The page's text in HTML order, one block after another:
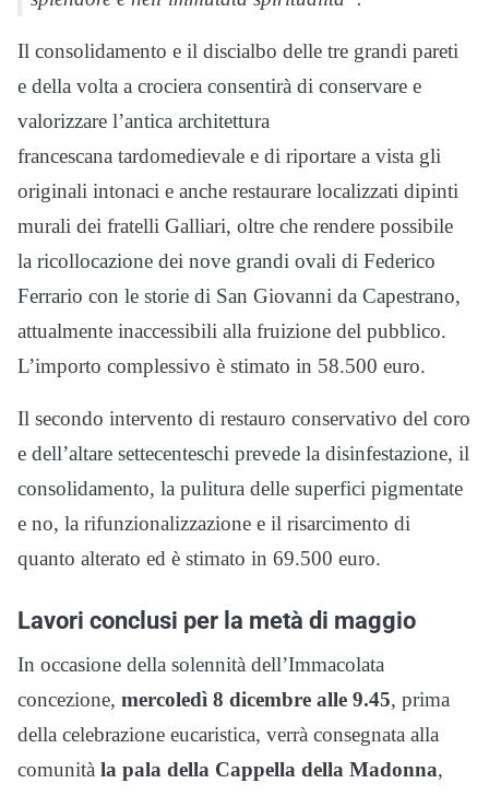
Il consolidamento e il discialbo delle tre grandi pareti
e della volta a crociera consentirà di conservare e
valorizzare l’antica architettura
francescana tardomedievale e di riportare a vista gli
originali intonaci e anche restaurare localizzati dipinti
murali dei fratelli Galliari, oltre che rendere possibile
la ricollocazione dei nove grandi ovali di Federico
Ferrario con le storie di San Giovanni da Capestrano,
attualmente inaccessibili alla fruizione del pubblico.
L’importo complessivo è stimato in 58.500 euro.
Il secondo intervento di restauro conservativo del coro
e dell’altare settecenteschi prevede la disinfestazione, il
consolidamento, la pulitura delle superfici pigmentate
e no, la rifunzionalizzazione e il risarcimento di
quanto alterato ed è stimato in 69.500 euro.
Lavori conclusi per la metà di maggio
In occasione della solennità dell’Immacolata
concezione, mercoledì 8 dicembre alle 9.45, prima
della celebrazione eucaristica, verrà consegnata alla
comunità la pala della Cappella della Madonna,